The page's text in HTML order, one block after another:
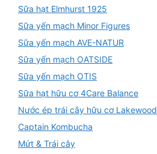
Sữa hạt Elmhurst 1925
Sữa yến mạch Minor Figures
Sữa yến mạch AVE-NATUR
Sữa yến mạch OATSIDE
Sữa yến mạch OTIS
Sữa hạt hữu cơ 4Care Balance
Nước ép trái cây hữu cơ Lakewood
Captain Kombucha
Mứt & Trái cây